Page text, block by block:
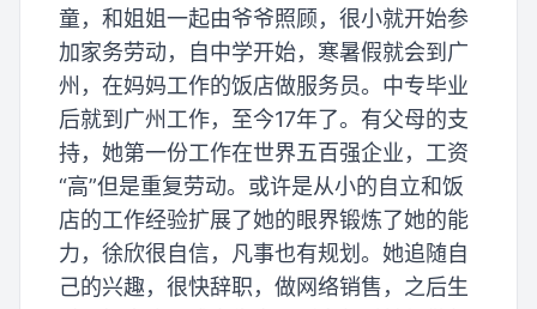
童，和姐姐一起由爷爷照顾，很小就开始参
加家务劳动，自中学开始，寒暑假就会到广
州，在妈妈工作的饭店做服务员。中专毕业
后就到广州工作，至今17年了。有父母的支
持，她第一份工作在世界五百强企业，工资
“高”但是重复劳动。或许是从小的自立和饭
店的工作经验扩展了她的眼界锻炼了她的能
力，徐欣很自信，凡事也有规划。她追随自
己的兴趣，很快辞职，做网络销售，之后生